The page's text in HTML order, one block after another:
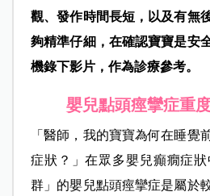
觀、發作時間長短，以及有無
夠精準仔細，在確認寶寶是安
機錄下影片，作為診療參考。
嬰兒點頭痙攣症重
「醫師，我的寶寶為何在睡覺
症狀？」在眾多嬰兒癲癇症
群」的嬰兒點頭痙攣症是屬於